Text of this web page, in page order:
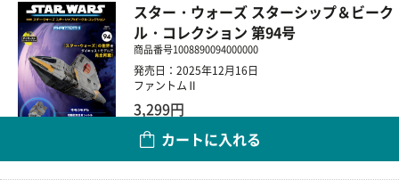
スター・ウォーズ スターシップ＆ビーク
ル・コレクション 第94号
商品番号1008890094000000
発売日：2025年12月16日
ファントムⅡ
3,299円
カートに入れる